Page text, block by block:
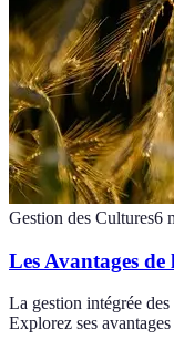
Gestion des Cultures6
Les Avantages
La gestion intégrée
Explorez ses